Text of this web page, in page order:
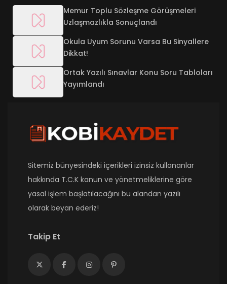
Memur Toplu Sözleşme Görüşmeleri
Uzlaşmazlıkla Sonuçlandı
Okula Uyum Sorunu Varsa Bu Sinyallere
Dikkat!
Ortak Yazılı Sınavlar Konu Soru Tabloları
Yayımlandı
Sitemiz bünyesindeki içerikleri izinsiz kullananlar
hakkında T.C.K kanun ve yönetmeliklerine göre
yasal işlem başlatılacağını bu alandan yazılı
olarak beyan ederiz!
Takip Et